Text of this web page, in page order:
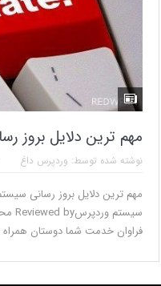
مهم ترین دلایل بروز
نوشته شده توسط: وردپرس داغ
مهم ترین دلایل بروز رسانی
فراوان خدمت شما دوستان همراه